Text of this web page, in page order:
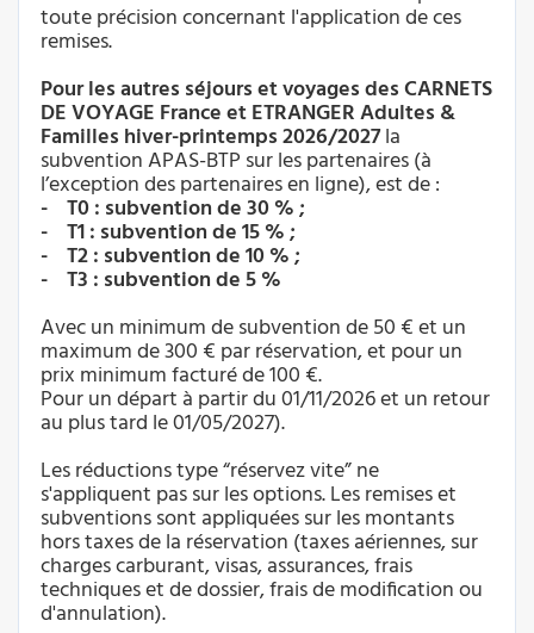
toute précision concernant l'application de ces
remises.
Pour les autres séjours et voyages des CARNETS
DE VOYAGE France et ETRANGER Adultes &
Familles hiver-printemps 2026/2027la
subvention APAS-BTP sur les partenaires (à
l’exception des partenaires en ligne), est de :
- T0 : subvention de 30 % ;
- T1 : subvention de 15 % ;
- T2 : subvention de 10 % ;
- T3 : subvention de 5 %
Avec un minimum de subvention de 50 € et un
maximum de 300 € par réservation, et pour un
prix minimum facturé de 100 €.
Pour un départ à partir du 01/11/2026 et un retour
au plus tard le 01/05/2027).
Les réductions type “réservez vite” ne
s'appliquent pas sur les options. Les remises et
subventions sont appliquées sur les montants
hors taxes de la réservation (taxes aériennes, sur
charges carburant, visas, assurances, frais
techniques et de dossier, frais de modification ou
d'annulation).